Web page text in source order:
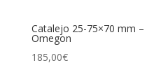
Catalejo 25-75×70 mm –
Omegon
185,00€